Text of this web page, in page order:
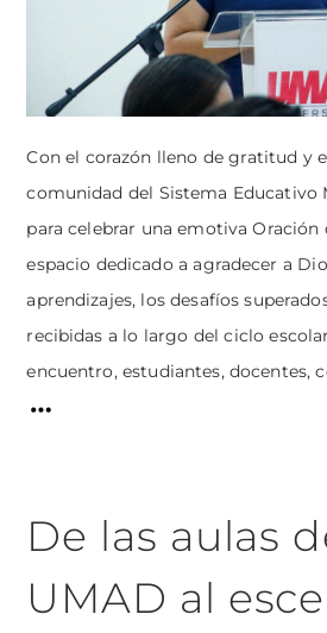
Con el corazón lleno de gratitud y
comunidad del Sistema Educativo
para celebrar una emotiva Oración
espacio dedicado a agradecer a
aprendizajes, los desafíos
recibidas a lo largo del ciclo
encuentro, estudiantes, docentes,
De las aulas
UMAD al